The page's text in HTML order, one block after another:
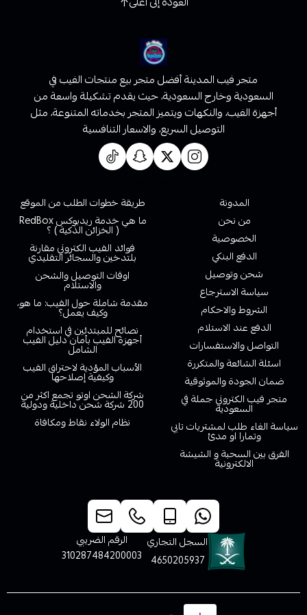
متجر فيب المدينة أفضل متجر بيع منتجات الفيب في
السعودية وخارج السعودية، حيث يقدم تشكيلة واسعة من
أجهزة الفيب، والنكهات ويتميز المتجر بخدماته المتنوعة، مثل
التوصيل السريع، والاسعار التنافسية
المدونة
من نحن
الخصوصية
الدفع البنكي
شحن وتوصيل
سياسة الاسترجاع
الشروط والاحكام
الدفع عند الاستلام
التواصل والاستفسارات
اسئلة الشائعة والمتكررة
ضمان الجودة والموثوقية
متجر فيب الكتروني جملة في
السعودية
سياسة الغاء طلب لمشتريات تابي
وتمارا او مدئ
الفرق بين السحبة و الشيشة
الالكترونية
طريقة خطوات الطلب من الموقع
ما هي خدمة ريدبوكس RedBox
( الخزائن الذكية ) ؟
فوائد الفيب الكتروني مقارنة
بلتدخين والسجائر التقليدي
اوقات التوصيل والشحن
والاستلام
مقدمة شاملة حول الفيب: ما هو،
وكيف يعمل؟
نصائح للمبتدئين في استخدام
أجهزة الفيب بأمان دليل الفيب
الشامل
الأسباب المؤدية لاحتراق الفيب
وكيفية إصلاحها
شركة الشحن اوتو تجمع اكثر من
200 شركة شحن داخلية ودولية
نظام الولاء نقاط ومكافاة
السجل التجاري
4650205937
الرقم الضريبي
310287484200003